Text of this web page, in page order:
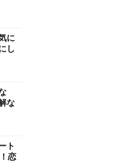
に
し
な
ト
恋